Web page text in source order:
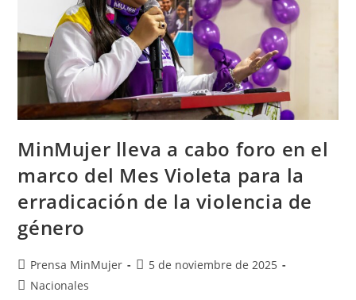
MinMujer lleva a cabo foro en el
marco del Mes Violeta para la
erradicación de la violencia de
género
Prensa MinMujer
5 de noviembre de 2025
Nacionales